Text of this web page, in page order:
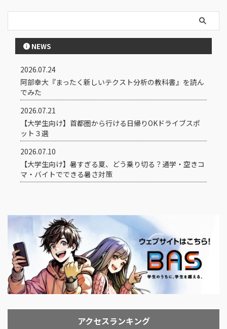
NEWS
2026.07.24
阿部幸大『まったく新しいテクスト分析の教科書』を読ん
でみた
2026.07.21
【大学生向け】首都圏から行ける日帰りOKドライブスポ
ット３選
2026.07.10
【大学生向け】暑すぎる夏、どう乗り切る？通学・空きコ
マ・バイトでできる暑さ対策
アクセスランキング